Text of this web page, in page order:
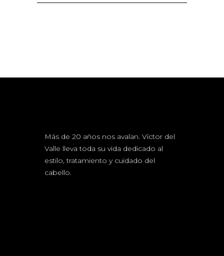
Más de 20 años nos avalan. Víctor del
Valle lleva toda su vida dedicado al
estilo, tratamiento y cuidado del
cabello.